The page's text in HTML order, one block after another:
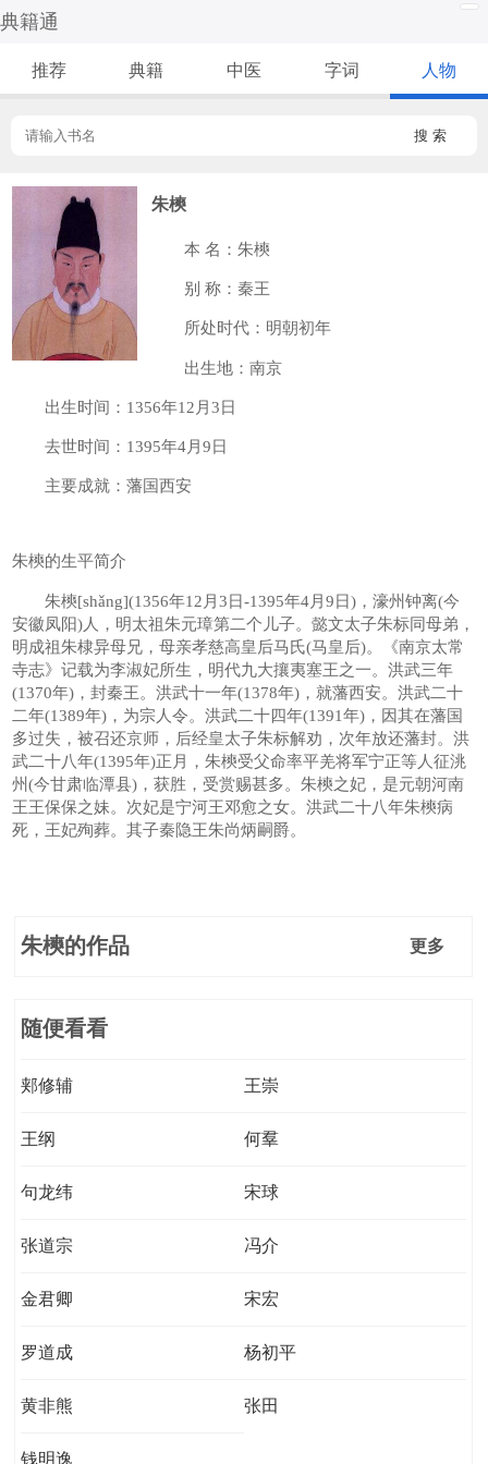
典籍通
推荐 典籍 中医 字词 人物
搜 索
朱樉
本 名：朱樉
别 称：秦王
所处时代：明朝初年
出生地：南京
出生时间：1356年12月3日
去世时间：1395年4月9日
主要成就：藩国西安
朱樉的生平简介
朱樉[shǎng](1356年12月3日-1395年4月9日)，濠州钟离(今
安徽凤阳)人，明太祖朱元璋第二个儿子。懿文太子朱标同母弟，
明成祖朱棣异母兄，母亲孝慈高皇后马氏(马皇后)。《南京太常
寺志》记载为李淑妃所生，明代九大攘夷塞王之一。洪武三年
(1370年)，封秦王。洪武十一年(1378年)，就藩西安。洪武二十
二年(1389年)，为宗人令。洪武二十四年(1391年)，因其在藩国
多过失，被召还京师，后经皇太子朱标解劝，次年放还藩封。洪
武二十八年(1395年)正月，朱樉受父命率平羌将军宁正等人征洮
州(今甘肃临潭县)，获胜，受赏赐甚多。朱樉之妃，是元朝河南
王王保保之妹。次妃是宁河王邓愈之女。洪武二十八年朱樉病
死，王妃殉葬。其子秦隐王朱尚炳嗣爵。
朱樉的作品 更多
随便看看
郏修辅 王崇
王纲 何羣
句龙纬 宋球
张道宗 冯介
金君卿 宋宏
罗道成 杨初平
黄非熊 张田
钱明逸